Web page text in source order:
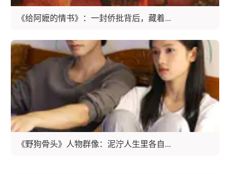
《给阿嬷的情书》：一封侨批背后，藏着...
《野狗骨头》人物群像：泥泞人生里各自...